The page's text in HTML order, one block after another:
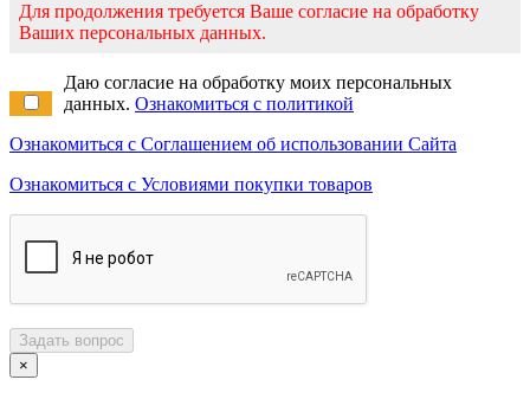
Для продолжения требуется Ваше согласие на обработку
Ваших персональных данных.
Даю согласие на обработку моих персональных
данных. Ознакомиться с политикой
Ознакомиться с Соглашением об использовании Сайта
Ознакомиться с Условиями покупки товаров
Задать вопрос
×